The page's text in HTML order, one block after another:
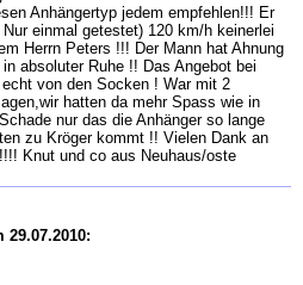
Anhängertyp jedem empfehlen!!! Er
einmal getestet) 120 km/h keinerlei
Herrn Peters !!! Der Mann hat Ahnung
absoluter Ruhe !! Das Angebot bei
von den Socken ! War mit 2
hatten da mehr Spass wie in
nur das die Anhänger so lange
zu Kröger kommt !! Vielen Dank an
Knut und co aus Neuhaus/oste